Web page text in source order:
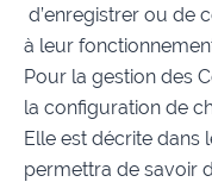
d’enregistrer ou de
à leur
Pour la gestion des
la configuration de
Elle est décrite dans
permettra de savoir